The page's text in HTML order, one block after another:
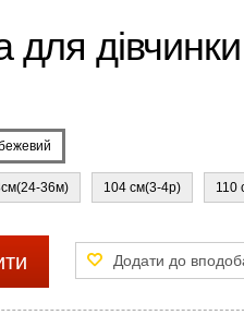
для
36м) 104 см(3-4р) 110